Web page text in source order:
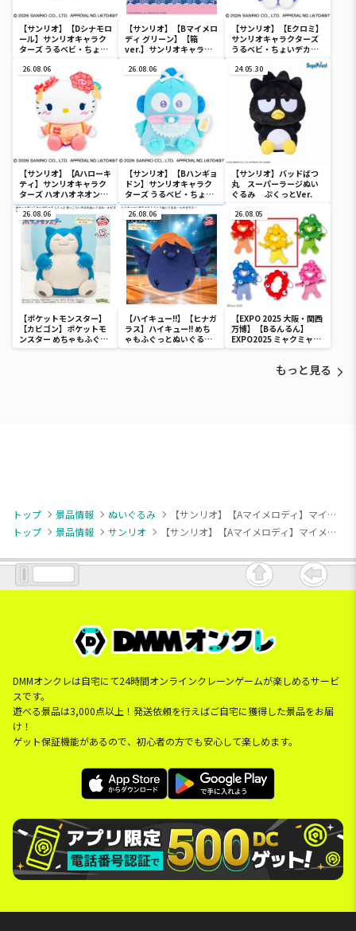
【サンリオ】【Dシナモロ
ール】サンリオキャラク
ターズ うるベビ・ちょい
【サンリオ】【Bマイメロ
ディ グリーン】【箱
ver.】サンリオキャラク
SOFVIMATES～マイメロ
ディ マーメイドver. ～
【サンリオ】【Eクロミ】
サンリオキャラクターズ
うるベビ・ちょいデカド
26.08.06
【サンリオ】【Aハローキ
ティ】サンリオキャラク
ターズ ハオハオネオンタ
ウンドールBIGタイプ1
26.08.06
【サンリオ】【Bハンギョ
ドン】サンリオキャラク
ターズ うるベビ・ちょい
デカドール
24.05.30
【サンリオ】バッドばつ
丸 スーパーラージぬい
ぐるみ ぷくっとVer.
26.08.06
【ポケットモンスター】
【カビゴン】ポケットモ
ンスター めちゃもふぐっ
と ほっこりいやされぬい
26.08.06
【ハイキュー!!】【ヒナガ
ラス】ハイキュー!! めち
ゃもふぐっとぬいぐるみ
～ヒナガラス～
26.08.05
【EXPO 2025 大阪・関西
万博】【Bるんるん】
EXPO2025 ミャクミャク
カラフルゴム紐付きぬい
もっと見る
トップ 景品情報 ぬいぐるみ
【サンリオ】【Aマイメロディ】マイメロディ・クロミ おみみをぎゅっとBIGぬいぐるみ
トップ
景品情報 サンリオ 【サンリオ】【Aマイメロディ】マイメロディ・クロミ おみみをぎゅっとBIGぬいぐるみ
DMMオンクレは自宅にて24時間オンラインクレーンゲームが楽しめるサービ
スです。
遊べる景品は3,000点以上！発送依頼を行えばご自宅に獲得した景品をお届
け！
ゲット保証機能があるので、初心者の方でも安心して楽しめます。